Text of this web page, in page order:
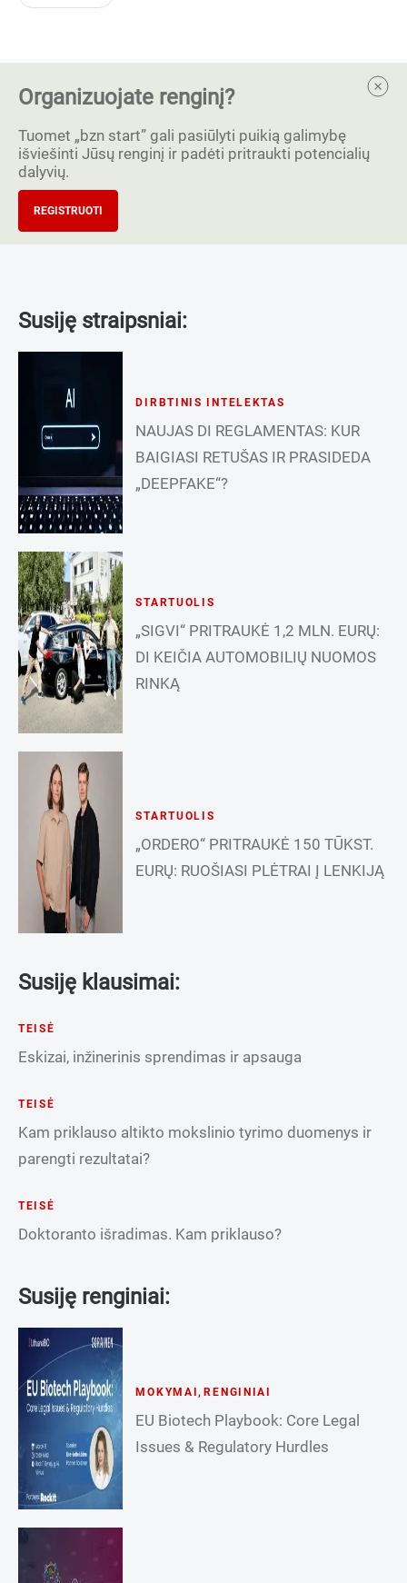
Organizuojate renginį?
Tuomet „bzn start” gali pasiūlyti puikią galimybę
išviešinti Jūsų renginį ir padėti pritraukti potencialių
dalyvių.
REGISTRUOTI
Susiję straipsniai:
DIRBTINIS INTELEKTAS
NAUJAS DI REGLAMENTAS: KUR
BAIGIASI RETUŠAS IR PRASIDEDA
„DEEPFAKE“?
STARTUOLIS
„SIGVI“ PRITRAUKĖ 1,2 MLN. EURŲ:
DI KEIČIA AUTOMOBILIŲ NUOMOS
RINKĄ
STARTUOLIS
„ORDERO“ PRITRAUKĖ 150 TŪKST.
EURŲ: RUOŠIASI PLĖTRAI Į LENKIJĄ
Susiję klausimai:
TEISĖ
Eskizai, inžinerinis sprendimas ir apsauga
TEISĖ
Kam priklauso altikto mokslinio tyrimo duomenys ir
parengti rezultatai?
TEISĖ
Doktoranto išradimas. Kam priklauso?
Susiję renginiai:
MOKYMAI ,RENGINIAI
EU Biotech Playbook: Core Legal
Issues & Regulatory Hurdles